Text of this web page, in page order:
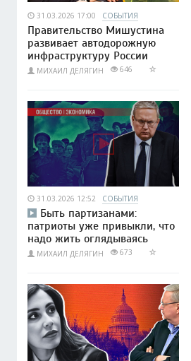
31.03.2026 17:00 СОБЫТИЯ
Правительство Мишустина
развивает автодорожную
инфраструктуру России
МИХАИЛ ДЕЛЯГИН 646
31.03.2026 12:52 СОБЫТИЯ
Быть партизанами:
патриоты уже привыкли, что
надо жить оглядываясь
МИХАИЛ ДЕЛЯГИН 673